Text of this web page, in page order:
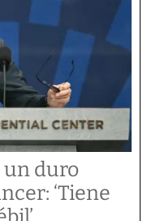
un duro
‘Tiene